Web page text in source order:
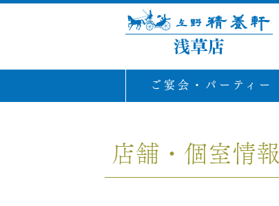
ご宴会・パーティー
店舗・個室情報